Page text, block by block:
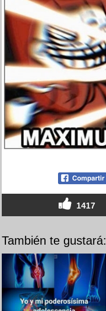
1417
También te gustará: